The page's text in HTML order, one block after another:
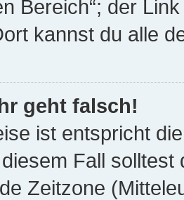
Bereich“; der
kannst du alle
geht falsch!
ist entspricht
Fall solltest
Zeitzone